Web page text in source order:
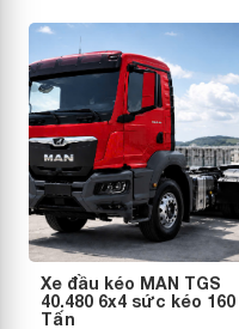
Xe đầu kéo MAN TGS
40.480 6x4 sức kéo 160
Tấn